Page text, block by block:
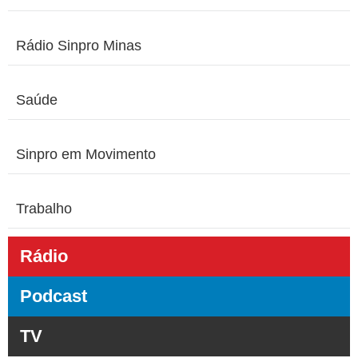
Rádio Sinpro Minas
Saúde
Sinpro em Movimento
Trabalho
Rádio
Podcast
TV